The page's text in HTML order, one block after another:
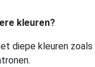
kleuren?
diepe kleuren zoals